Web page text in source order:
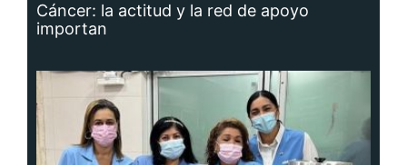
Cáncer: la actitud y la red de apoyo
importan